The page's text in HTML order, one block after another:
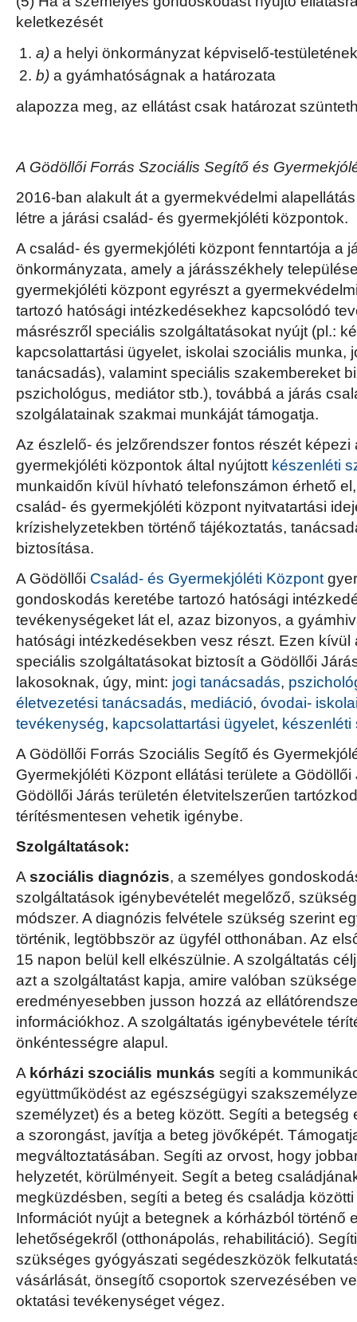
keletkezését
a) a helyi önkormányzat képviselő-
b) a gyámhatóságnak a határozata
alapozza meg, az ellátást csak határozat
A Gödöllői Forrás Szociális Segítő és
2016-ban alakult át a gyermekvédelmi
létre a járási család- és gyermekjóléti központok.
A család- és gyermekjóléti központ fenntartója a
önkormányzata, amely a járásszékhely
gyermekjóléti központ egyrészt a
tartozó hatósági intézkedésekhez kapcsolódó
másrészről speciális szolgáltatásokat nyújt (pl.:
kapcsolattartási ügyelet, iskolai szociális munka,
tanácsadás), valamint speciális szakembereket
pszichológus, mediátor stb.), továbbá a járás
szolgálatainak szakmai munkáját támogatja.
Az észlelő- és jelzőrendszer fontos részét képezi
gyermekjóléti központok által nyújtott készenléti
munkaidőn kívül hívható telefonszámon érhető
család- és gyermekjóléti központ nyitvatartási
krízishelyzetekben történő tájékoztatás,
biztosítása.
A Gödöllői Család- és Gyermekjóléti Központ
gondoskodás keretébe tartozó hatósági
tevékenységeket lát el, azaz bizonyos, a
hatósági intézkedésekben vesz részt. Ezen
speciális szolgáltatásokat biztosít a Gödöllői
lakosoknak, úgy, mint: jogi tanácsadás,
életvezetési tanácsadás, mediáció, óvodai-
tevékenység, kapcsolattartási ügyelet, készenléti
A Gödöllői Forrás Szociális Segítő és
Gyermekjóléti Központ ellátási területe a
Gödöllői Járás területén életvitelszerűen
térítésmentesen vehetik igénybe.
Szolgáltatások:
A szociális diagnózis, a személyes
szolgáltatások igénybevételét megelőző,
módszer. A diagnózis felvétele szükség szerint
történik, legtöbbször az ügyfél otthonában. Az
15 napon belül kell elkészülnie. A szolgáltatás
azt a szolgáltatást kapja, amire valóban
eredményesebben jusson hozzá az
információkhoz. A szolgáltatás igénybevétele
önkéntességre alapul.
A kórházi szociális munkás segíti a
együttműködést az egészségügyi
személyzet) és a beteg között. Segíti a betegség
a szorongást, javítja a beteg jövőképét.
megváltoztatásában. Segíti az orvost, hogy
helyzetét, körülményeit. Segít a beteg
megküzdésben, segíti a beteg és családja
Információt nyújt a betegnek a kórházból történő
lehetőségekről (otthonápolás, rehabilitáció).
szükséges gyógyászati segédeszközök
vásárlását, önsegítő csoportok szervezésében
oktatási tevékenységet végez.